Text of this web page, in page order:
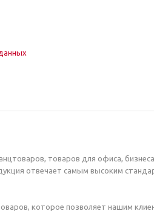
товаров для офиса,
отвечает самым высоким
которое позволяет нашим